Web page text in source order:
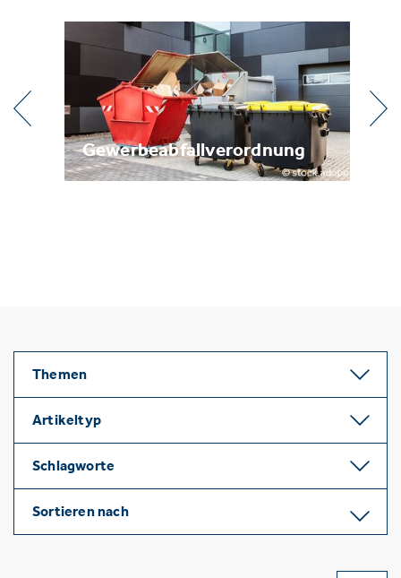
Gewerbeabfallverordnung
Themen
Artikeltyp
Schlagworte
Sortieren nach